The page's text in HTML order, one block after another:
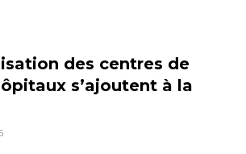
des centres de
s’ajoutent à la